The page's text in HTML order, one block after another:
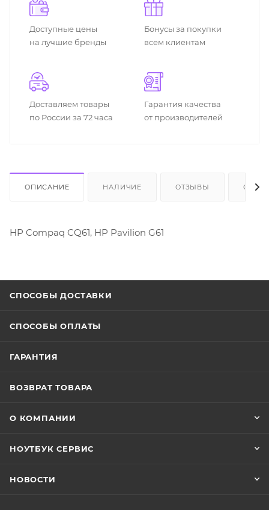
Доступные цены
на лучшие бренды
Бонусы за покупки
всем клиентам
Доставляем товары
по России за 72 часа
Гарантия качества
от производителей
ОПИСАНИЕ НАЛИЧИЕ ОТЗЫВЫ
HP Compaq CQ61, HP Pavilion G61
СПОСОБЫ ДОСТАВКИ
СПОСОБЫ ОПЛАТЫ
ГАРАНТИЯ
ВОЗВРАТ ТОВАРА
О КОМПАНИИ
НОУТБУК СЕРВИС
НОВОСТИ